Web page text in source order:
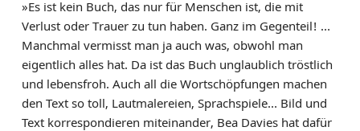
»Es ist kein Buch, das nur für Menschen ist, die mit
Verlust oder Trauer zu tun haben. Ganz im Gegenteil! …
Manchmal vermisst man ja auch was, obwohl man
eigentlich alles hat. Da ist das Buch unglaublich tröstlich
und lebensfroh. Auch all die Wortschöpfungen machen
den Text so toll, Lautmalereien, Sprachspiele… Bild und
Text korrespondieren miteinander, Bea Davies hat dafür